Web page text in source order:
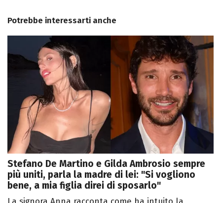
Potrebbe interessarti anche
Stefano De Martino e Gilda Ambrosio sempre
più uniti, parla la madre di lei: "Si vogliono
bene, a mia figlia direi di sposarlo"